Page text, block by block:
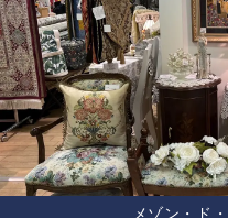
メゾン・ド